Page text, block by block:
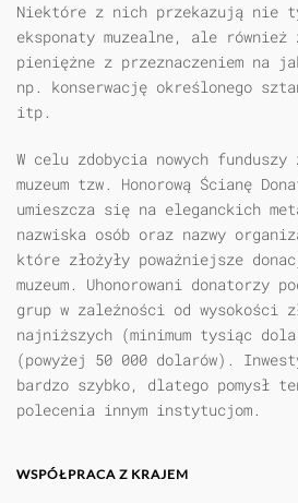
Niektóre z nich przekazują nie
eksponaty muzealne, ale również
pieniężne z przeznaczeniem na
np. konserwację określonego
itp.
W celu zdobycia nowych
muzeum tzw. Honorową Ścianę
umieszcza się na eleganckich
nazwiska osób oraz nazwy
które złożyły poważniejsze
muzeum. Uhonorowani donatorzy
grup w zależności od wysokości
najniższych (minimum tysiąc
(powyżej 50 000 dolarów).
bardzo szybko, dlatego pomysł
polecenia innym instytucjom.
WSPÓŁPRACA Z KRAJEM